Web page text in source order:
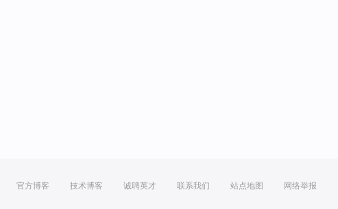
官方博客 技术博客 诚聘英才 联系我们 站点地图 网络举报